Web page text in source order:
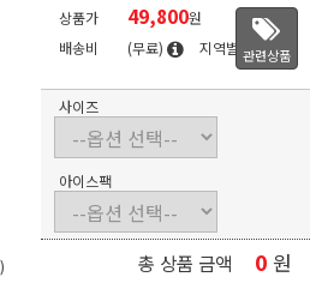
상품가 49,800원
배송비
(무료) 지역별 관련상품
사이즈
아이스팩
총 상품 금액 0 원